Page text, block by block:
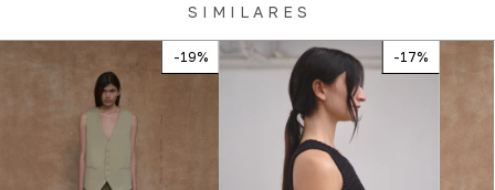
S I M I L A R E S
-19% -17%